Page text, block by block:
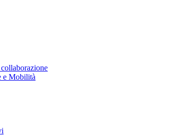
e Mobilità